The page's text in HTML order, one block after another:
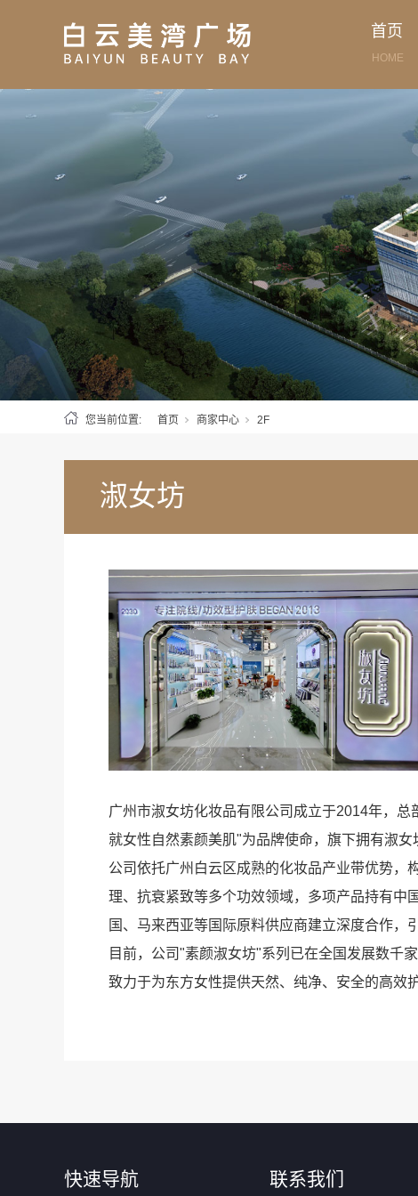
首页
HOME
您当前位置: 首页 商家中心 2F
淑女坊
广州市淑女坊化妆品有限公司成立于2014年，
就女性自然素颜美肌"为品牌使命，旗下拥有淑
公司依托广州白云区成熟的化妆品产业带优势，
理、抗衰紧致等多个功效领域，多项产品持有中
国、马来西亚等国际原料供应商建立深度合作，
目前，公司"素颜淑女坊"系列已在全国发展数千
致力于为东方女性提供天然、纯净、安全的高效
快速导航 联系我们